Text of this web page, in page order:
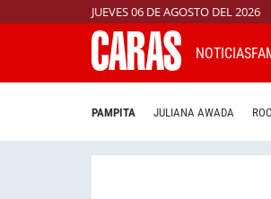
JUEVES 06 DE AGOSTO DEL 2026
NOTICIAS
PAMPITA JULIANA AWADA